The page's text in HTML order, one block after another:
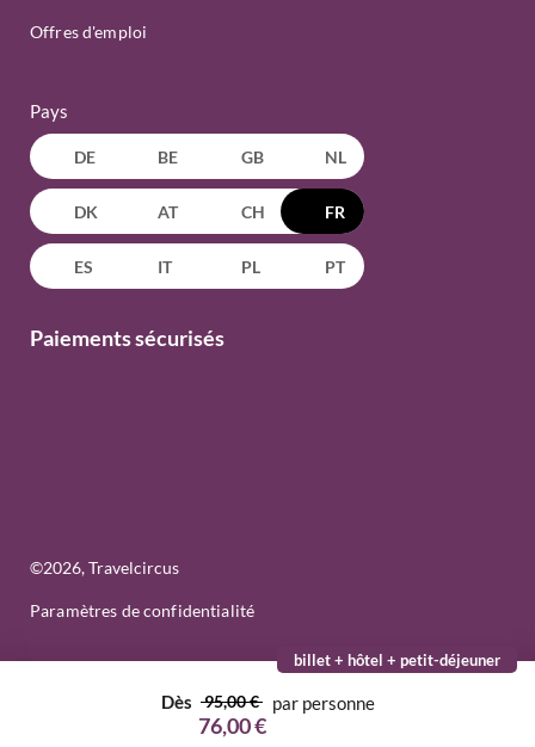
billet + hôtel + petit-déjeuner
Dès 95,00 €
76,00 €
par personne
Offres d'emploi
Pays
DE BE GB NL
DK AT CH FR
ES IT PL PT
Paiements sécurisés
©2026, Travelcircus
Paramètres de confidentialité